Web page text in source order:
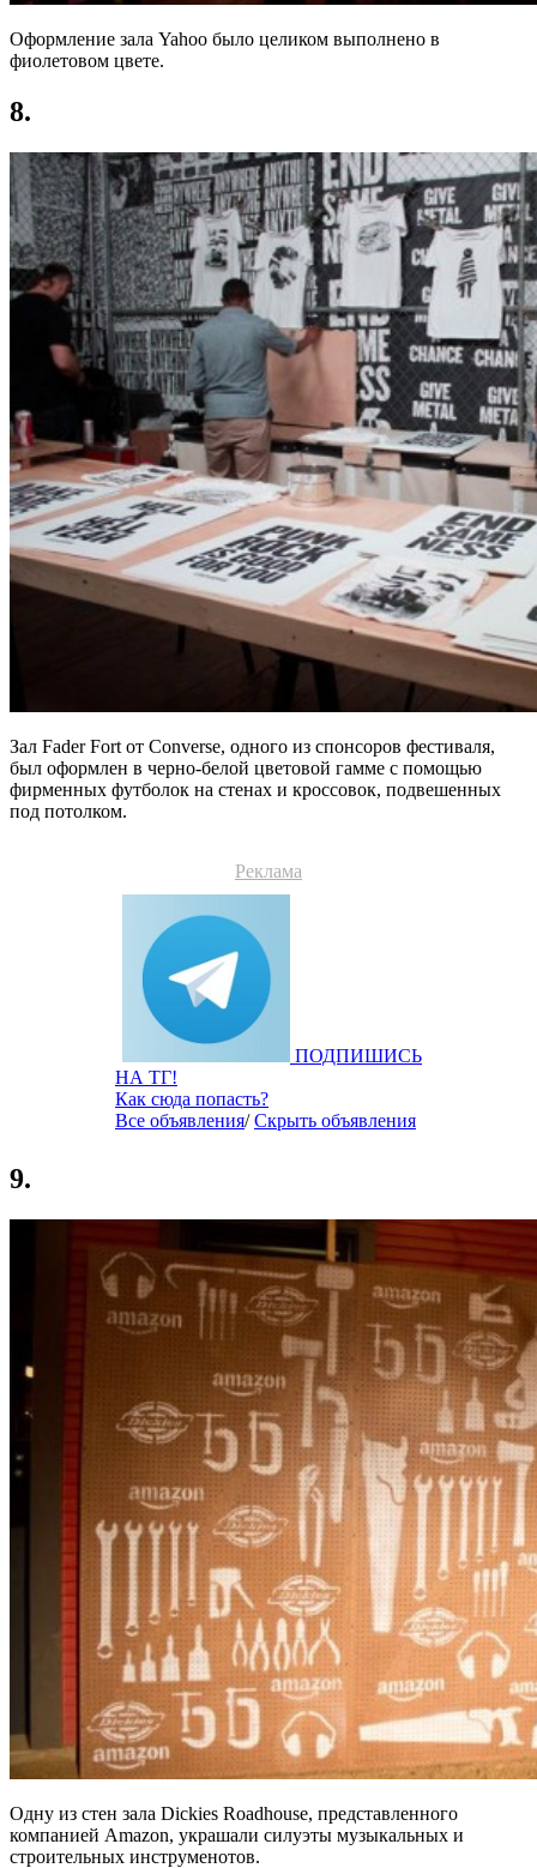
Оформление зала Yahoo было целиком выполнено в
фиолетовом цвете.
8.
Зал Fader Fort от Converse, одного из спонсоров фестиваля,
был оформлен в черно-белой цветовой гамме с помощью
фирменных футболок на стенах и кроссовок, подвешенных
под потолком.
Реклама
ПОДПИШИСЬ
НА ТГ!
Как сюда попасть?
Все объявления/Скрыть объявления
9.
Одну из стен зала Dickies Roadhouse, представленного
компанией Amazon, украшали силуэты музыкальных и
строительных инструменотов.